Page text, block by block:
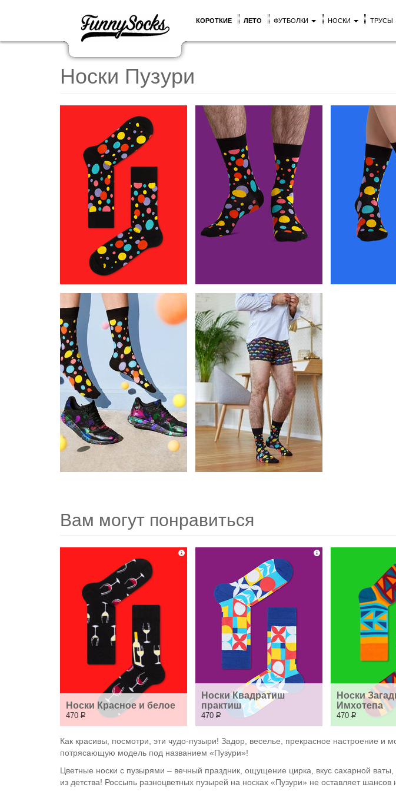
КОРОТКИЕ ЛЕТО ФУТБОЛКИ НОСКИ ТРУСЫ
Носки Пузури
Вам могут понравиться
Носки Красное и белое
470 Р
Носки Квадратиш
практиш
470 Р
Носки
Имхотепа
470 Р
Как красивы, посмотри, эти чудо-пузыри! Задор, веселье, прекрасное настроение
потрясающую модель под названием «Пузури»!
Цветные носки с пузырями – вечный праздник, ощущение цирка, вкус сахарной
из детства! Россыпь разноцветных пузырей на носках «Пузури» не оставляет